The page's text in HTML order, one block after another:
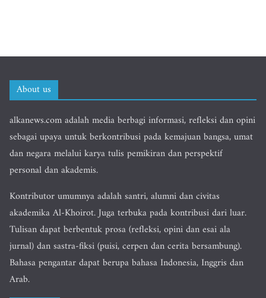
About us
alkanews.com adalah media berbagi informasi, refleksi dan opini
sebagai upaya untuk berkontribusi pada kemajuan bangsa, umat
dan negara melalui karya tulis pemikiran dan perspektif
personal dan akademis.
Kontributor umumnya adalah santri, alumni dan civitas
akademika Al-Khoirot. Juga terbuka pada kontribusi dari luar.
Tulisan dapat berbentuk prosa (refleksi, opini dan esai ala
jurnal) dan sastra-fiksi (puisi, cerpen dan cerita bersambung).
Bahasa pengantar dapat berupa bahasa Indonesia, Inggris dan
Arab.